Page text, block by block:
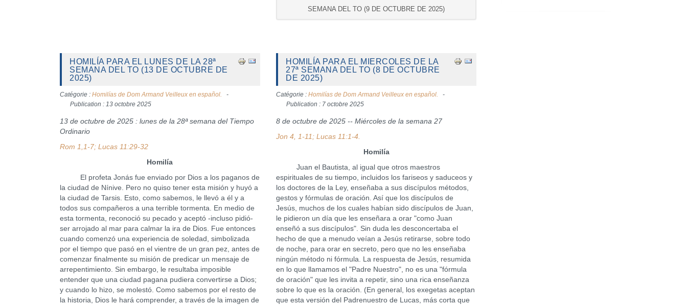
SEMANA DEL TO (9 DE OCTUBRE DE 2025)
HOMILÍA PARA EL LUNES DE LA 28ª
SEMANA DEL TO (13 DE OCTUBRE DE
2025)
Catégorie : Homilías de Dom Armand Veilleux en español.
Publication : 13 octobre 2025
13 de octubre de 2025 : lunes de la 28ª semana del Tiempo
Ordinario
Rom 1,1-7; Lucas 11:29-32
Homilía
El profeta Jonás fue enviado por Dios a los paganos de
la ciudad de Nínive. Pero no quiso tener esta misión y huyó a
la ciudad de Tarsis. Esto, como sabemos, le llevó a él y a
todos sus compañeros a una terrible tormenta. En medio de
esta tormenta, reconoció su pecado y aceptó -incluso pidió-
ser arrojado al mar para calmar la ira de Dios. Fue entonces
cuando comenzó una experiencia de soledad, simbolizada
por el tiempo que pasó en el vientre de un gran pez, antes de
comenzar finalmente su misión de predicar un mensaje de
arrepentimiento. Sin embargo, le resultaba imposible
entender que una ciudad pagana pudiera convertirse a Dios;
y cuando lo hizo, se molestó. Como sabemos por el resto de
la historia, Dios le hará comprender, a través de la imagen de
HOMILÍA PARA EL MIERCOLES DE LA
27ª SEMANA DEL TO (8 DE OCTUBRE
DE 2025)
Catégorie :Homilías de Dom Armand Veilleux en español.
Publication : 7 octobre 2025
8 de octubre de 2025 -- Miércoles de la semana 27
Jon 4, 1-11; Lucas 11:1-4.
Homilía
Juan el Bautista, al igual que otros maestros
espirituales de su tiempo, incluidos los fariseos y saduceos y
los doctores de la Ley, enseñaba a sus discípulos métodos,
gestos y fórmulas de oración. Así que los discípulos de
Jesús, muchos de los cuales habían sido discípulos de Juan,
le pidieron un día que les enseñara a orar "como Juan
enseñó a sus discípulos". Sin duda les desconcertaba el
hecho de que a menudo veían a Jesús retirarse, sobre todo
de noche, para orar en secreto, pero que no les enseñaba
ningún método ni fórmula. La respuesta de Jesús, resumida
en lo que llamamos el "Padre Nuestro", no es una "fórmula
de oración" que les invita a repetir, sino una rica enseñanza
sobre lo que es la oración. (En general, los exegetas aceptan
que esta versión del Padrenuestro de Lucas, más corta que